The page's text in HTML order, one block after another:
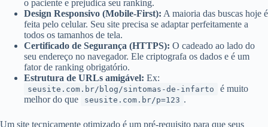
o paciente e prejudica seu ranking.
Design Responsivo (Mobile-First): A maioria das buscas hoje é
feita pelo celular. Seu site precisa se adaptar perfeitamente a
todos os tamanhos de tela.
Certificado de Segurança (HTTPS): O cadeado ao lado do
seu endereço no navegador. Ele criptografa os dados e é um
fator de ranking obrigatório.
Estrutura de URLs amigável: Ex:
seusite.com.br/blog/sintomas-de-infarto
é muito
melhor do que
seusite.com.br/p=123 .
Um site tecnicamente otimizado é um pré-requisito para que seus